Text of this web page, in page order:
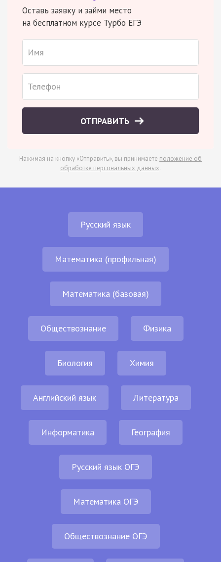
Оставь заявку и займи место
на бесплатном курсе Турбо ЕГЭ
ОТПРАВИТЬ
Нажимая на кнопку «Отправить», вы принимаете положение об
обработке персональных данных.
Русский язык
Математика (профильная)
Математика (базовая)
Обществознание Физика
Биология Химия
Английский язык Литература
Информатика География
Русский язык ОГЭ
Математика ОГЭ
Обществознание ОГЭ